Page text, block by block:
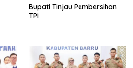
Bupati Tinjau Pembersihan
TPI